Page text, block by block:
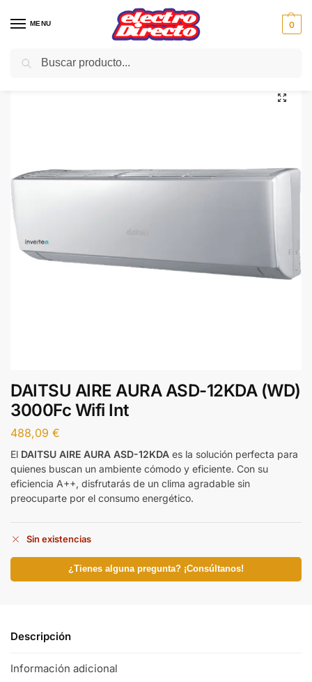
MENU 0
Inicio Climatización / Aire Acondicionado
DAITSU AIRE AURA ASD-12KDA (WD)
3000Fc Wifi Int
488,09 €
El DAITSU AIRE AURA ASD-12KDA es la solución perfecta para
quienes buscan un ambiente cómodo y eficiente. Con su
eficiencia A++, disfrutarás de un clima agradable sin
preocuparte por el consumo energético.
Sin existencias
¿Tienes alguna pregunta? ¡Consúltanos!
Descripción
Información adicional